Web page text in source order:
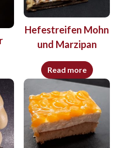
Hefestreifen Mohn
und Marzipan
Read more